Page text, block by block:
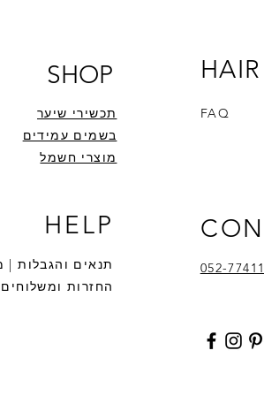
SHOP
תכשירי שיער
בשמים עמידים
מוצרי חשמל
HELP
תנאים והגבלות |
החזרות ומשלוחים
FAQ
052-